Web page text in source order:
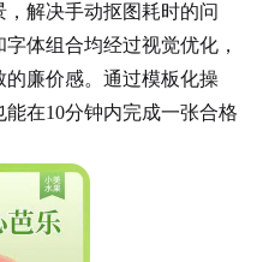
解决手动抠图耗时的问
体组合均经过视觉优化，
廉价感。通过模板化操
在10分钟内完成一张合格